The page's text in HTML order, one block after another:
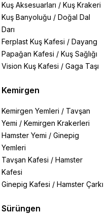
Kuş Aksesuarları / Kuş Krakeri
Kuş Banyoluğu / Doğal Dal
Darı
Ferplast Kuş Kafesi / Dayang
Papağan Kafesi / Kuş Sağlığı
Vision Kuş Kafesi / Gaga Taşı
Kemirgen
Kemirgen Yemleri / Tavşan
Yemi / Kemirgen Krakerleri
Hamster Yemi / Ginepig
Yemleri
Tavşan Kafesi / Hamster
Kafesi
Ginepig Kafesi / Hamster Çarkı
Sürüngen